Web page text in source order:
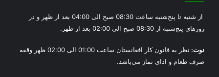
از شنبه تا پنج‌شنبه‌ ساعت 08:30 صبح الی 04:00 بعد از ظهر و در
روز‌های پنج‌شنبه از 08:30 صبح الی 02:00 بعد از ظهر.
نوت:
نظر به قانون کار افغانستان ساعت 01:00 الی 02:00 ظهر وقفه
صرف طعام و ادای نماز می‌باشد.